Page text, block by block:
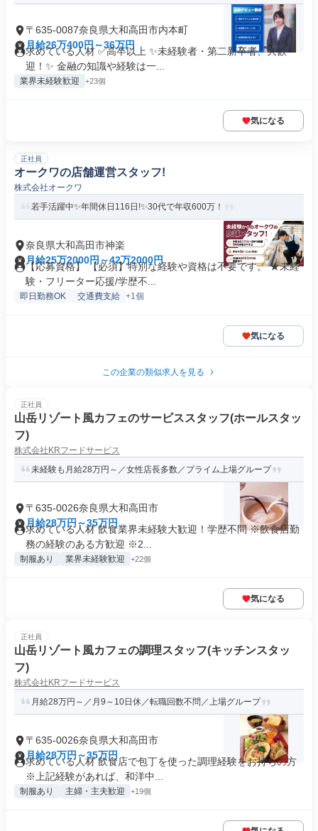
〒635-0087奈良県大和高田市内本町
月給26万400円～36万円
求めている人材 ✅高卒以上 ✨未経験者・第二新卒者、大歓
迎！✨ 金融の知識や経験は一...
業界未経験歓迎 +23個
気になる
正社員
オークワの店舗運営スタッフ!
株式会社オークワ
若手活躍中✨年間休日116日!✨30代で年収600万！
奈良県大和高田市神楽
月給25万2000円～42万2000円
【応募資格】 【必須】特別な経験や資格は不要です。 ★未経
験・フリーター応援/学歴不...
即日勤務OK 交通費支給 +1個
気になる
この企業の類似求人を見る
正社員
山岳リゾート風カフェのサービススタッフ(ホールスタッ
フ)
株式会社KRフードサービス
未経験も月給28万円～／女性店長多数／プライム上場グループ
〒635-0026奈良県大和高田市
月給28万円～35万円
求めている人材 飲食業界未経験大歓迎！学歴不問 ※飲食店勤
務の経験のある方歓迎 ※2...
制服あり 業界未経験歓迎 +22個
気になる
正社員
山岳リゾート風カフェの調理スタッフ(キッチンスタッ
フ)
株式会社KRフードサービス
月給28万円～／月9～10日休／転職回数不問／上場グループ
〒635-0026奈良県大和高田市
月給28万円～35万円
求めている人材 飲食店で包丁を使った調理経験をお持ちの方
※上記経験があれば、和洋中...
制服あり 主婦・主夫歓迎 +19個